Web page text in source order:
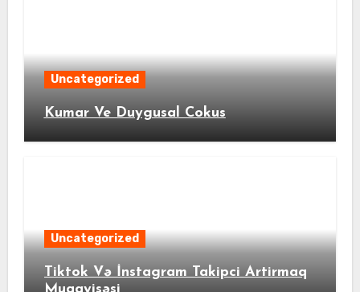
Uncategorized
Kumar Ve Duygusal Cokus
Uncategorized
Tiktok Və İnstagram Takipci Artirmaq